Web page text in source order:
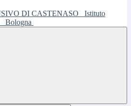
Istituto
Bologna